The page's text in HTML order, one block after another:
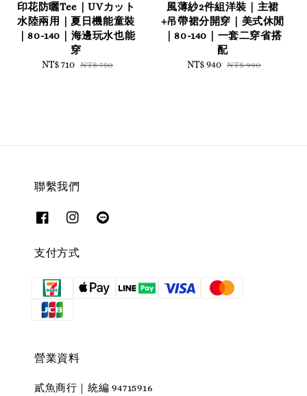
印花防曬Tee｜UVカット
水陸兩用｜夏日機能童裝
｜80-140｜海邊玩水也能
穿
Sale
NT$ 710 Regular
NT$ 750
風薄紗2件組洋裝｜主裙
+吊帶裙分開穿｜美式休閒
｜80-140｜一套二穿省搭
配
Sale
NT$ 940 Regular
NT$ 990
聯繫我們
支付方式
營業資料
貳魚商行｜統編 94715916